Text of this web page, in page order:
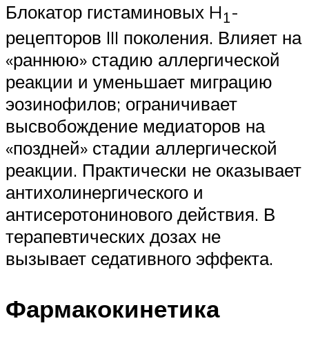
Блокатор гистаминовых H1-
рецепторов III поколения. Влияет на
«раннюю» стадию аллергической
реакции и уменьшает миграцию
эозинофилов; ограничивает
высвобождение медиаторов на
«поздней» стадии аллергической
реакции. Практически не оказывает
антихолинергического и
антисеротонинового действия. В
терапевтических дозах не
вызывает седативного эффекта.
Фармакокинетика